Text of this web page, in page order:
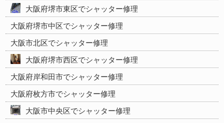
大阪府堺市東区でシャッター修理
大阪府堺市中区でシャッター修理
大阪市北区でシャッター修理
大阪府堺市西区でシャッター修理
大阪府岸和田市でシャッター修理
大阪府枚方市でシャッター修理
大阪市中央区でシャッター修理